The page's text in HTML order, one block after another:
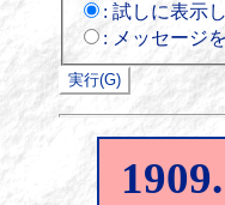
: 試しに表示
: メッセージ
1909.